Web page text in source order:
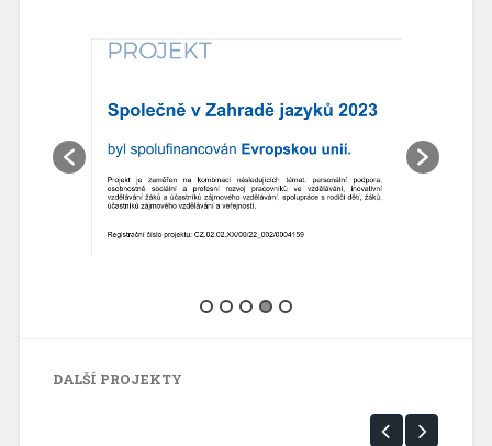
DALŠÍ PROJEKTY